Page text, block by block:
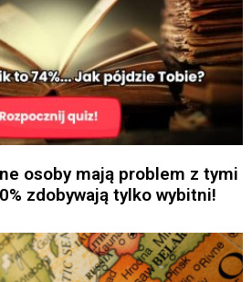
osoby mają problem z tymi
zdobywają tylko wybitni!